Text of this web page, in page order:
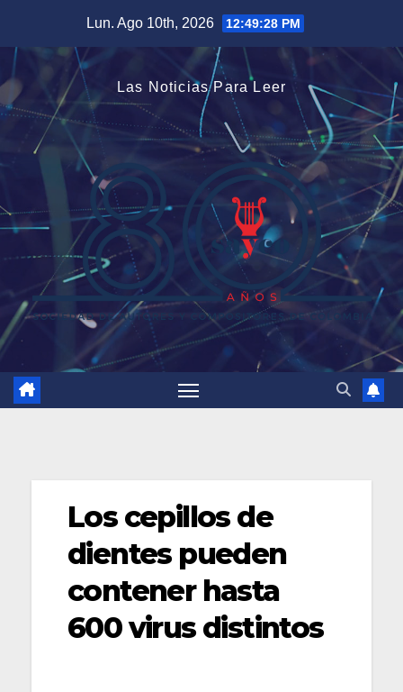
contenido
Lun. Ago 10th, 2026 12:49:28 PM
Las Noticias Para Leer
Los cepillos de
dientes pueden
contener hasta
600 virus distintos